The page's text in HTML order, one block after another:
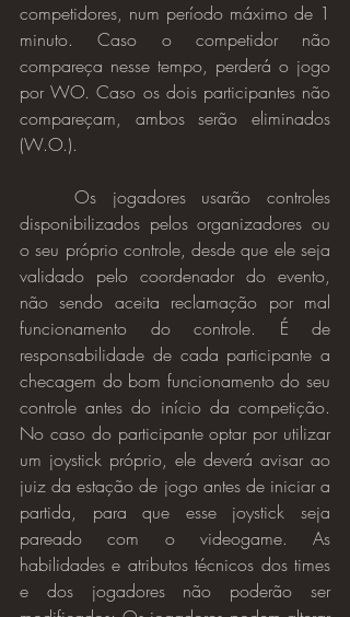
competidores, num período máximo de 1
minuto. Caso o competidor não
compareça nesse tempo, perderá o jogo
por WO. Caso os dois participantes não
compareçam, ambos serão eliminados
(W.O.).
Os jogadores usarão controles
disponibilizados pelos organizadores ou
o seu próprio controle, desde que ele seja
validado pelo coordenador do evento,
não sendo aceita reclamação por mal
funcionamento do controle. É de
responsabilidade de cada participante a
checagem do bom funcionamento do seu
controle antes do início da competição.
No caso do participante optar por utilizar
um joystick próprio, ele deverá avisar ao
juiz da estação de jogo antes de iniciar a
partida, para que esse joystick seja
pareado com o videogame. As
habilidades e atributos técnicos dos times
e dos jogadores não poderão ser